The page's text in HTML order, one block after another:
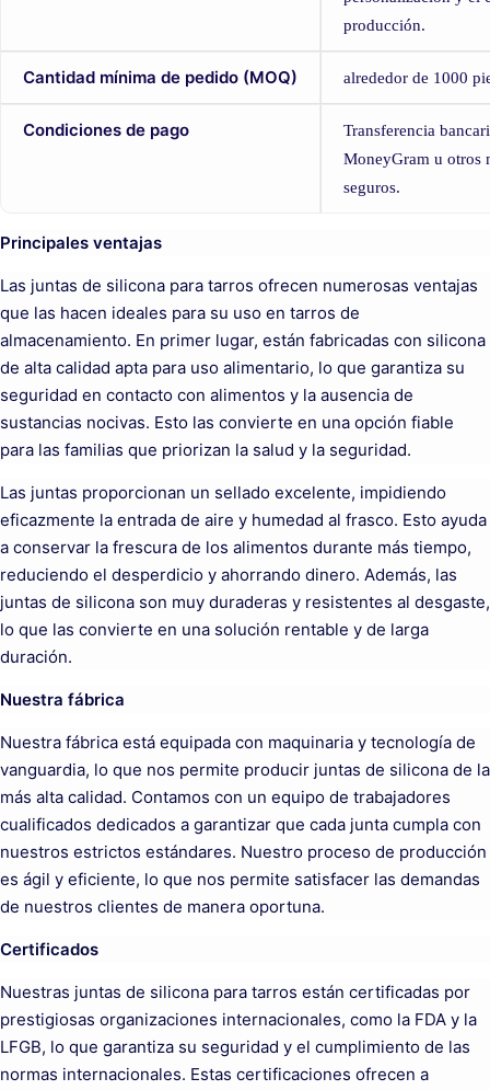
producción.
Cantidad mínima de pedido (MOQ) alrededor de 1000
Condiciones de pago
Transferencia
MoneyGram u otros
seguros.
Principales ventajas
Las juntas de silicona para tarros ofrecen numerosas ventajas
que las hacen ideales para su uso en tarros de
almacenamiento. En primer lugar, están fabricadas con silicona
de alta calidad apta para uso alimentario, lo que garantiza su
seguridad en contacto con alimentos y la ausencia de
sustancias nocivas. Esto las convierte en una opción fiable
para las familias que priorizan la salud y la seguridad.
Las juntas proporcionan un sellado excelente, impidiendo
eficazmente la entrada de aire y humedad al frasco. Esto ayuda
a conservar la frescura de los alimentos durante más tiempo,
reduciendo el desperdicio y ahorrando dinero. Además, las
juntas de silicona son muy duraderas y resistentes al desgaste,
lo que las convierte en una solución rentable y de larga
duración.
Nuestra fábrica
Nuestra fábrica está equipada con maquinaria y tecnología de
vanguardia, lo que nos permite producir juntas de silicona de la
más alta calidad. Contamos con un equipo de trabajadores
cualificados dedicados a garantizar que cada junta cumpla con
nuestros estrictos estándares. Nuestro proceso de producción
es ágil y eficiente, lo que nos permite satisfacer las demandas
de nuestros clientes de manera oportuna.
Certificados
Nuestras juntas de silicona para tarros están certificadas por
prestigiosas organizaciones internacionales, como la FDA y la
LFGB, lo que garantiza su seguridad y el cumplimiento de las
normas internacionales. Estas certificaciones ofrecen a